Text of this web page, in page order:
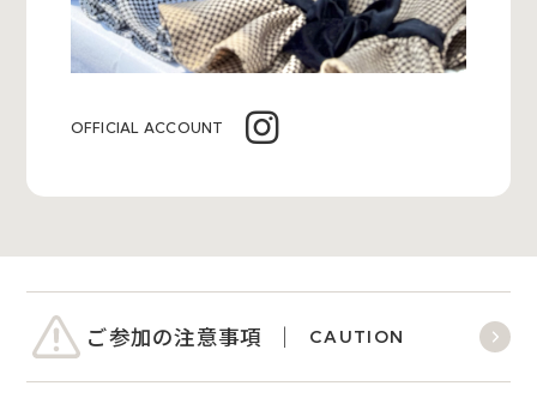
OFFICIAL ACCOUNT
ご参加の注意事項 CAUTION